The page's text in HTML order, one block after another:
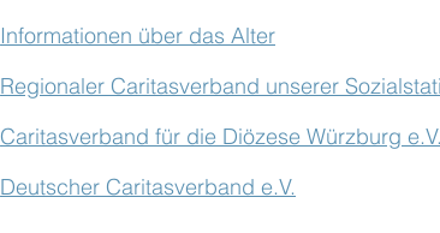
Informationen über das Alter
Regionaler Caritasverband unserer
Caritasverband für die Diözese Würzburg e.V.
Deutscher Caritasverband e.V.